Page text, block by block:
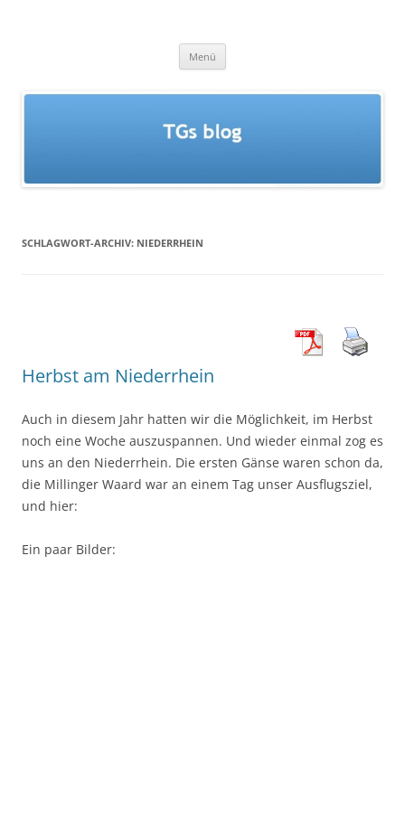
Menü
SCHLAGWORT-ARCHIV: NIEDERRHEIN
Herbst am Niederrhein
Auch in diesem Jahr hatten wir die Möglichkeit, im Herbst
noch eine Woche auszuspannen. Und wieder einmal zog es
uns an den Niederrhein. Die ersten Gänse waren schon da,
die Millinger Waard war an einem Tag unser Ausflugsziel,
und hier:
Ein paar Bilder: